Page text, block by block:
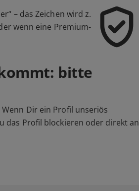
– das Zeichen wird z.
wenn eine Premium-
bitte
Dir ein Profil unseriös
das Profil blockieren oder direkt an